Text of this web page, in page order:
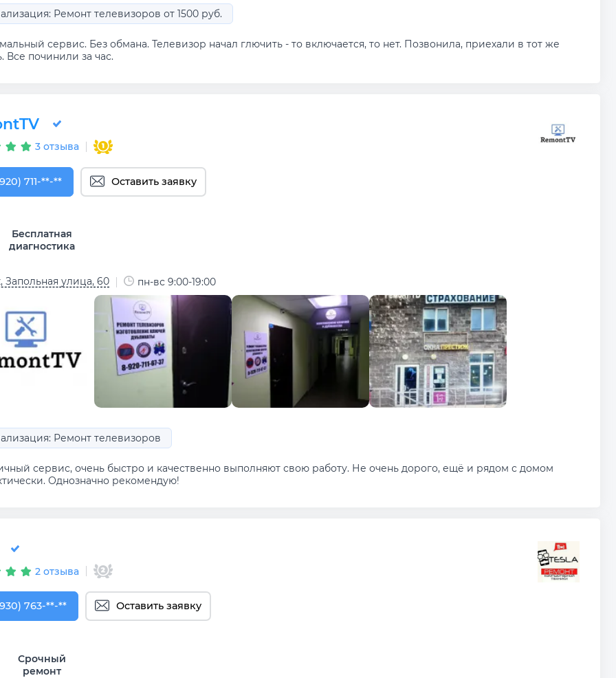
Ремонт телевизоров от 1500 руб.
сервис. Без обмана. Телевизор начал глючить - то включается, то нет. Позвонила, приехали в тот же
Все починили за час.
3 отзыва
711-67-37
711-**-** Оставить заявку
Бесплатная
диагностика
Запольная улица, 60 пн-вс 9:00-19:00
Ремонт телевизоров
сервис, очень быстро и качественно выполняют свою работу. Не очень дорого, ещё и рядом с домом
Однозначно рекомендую!
2 отзыва
763-52-42
763-**-** Оставить заявку
Срочный
ремонт